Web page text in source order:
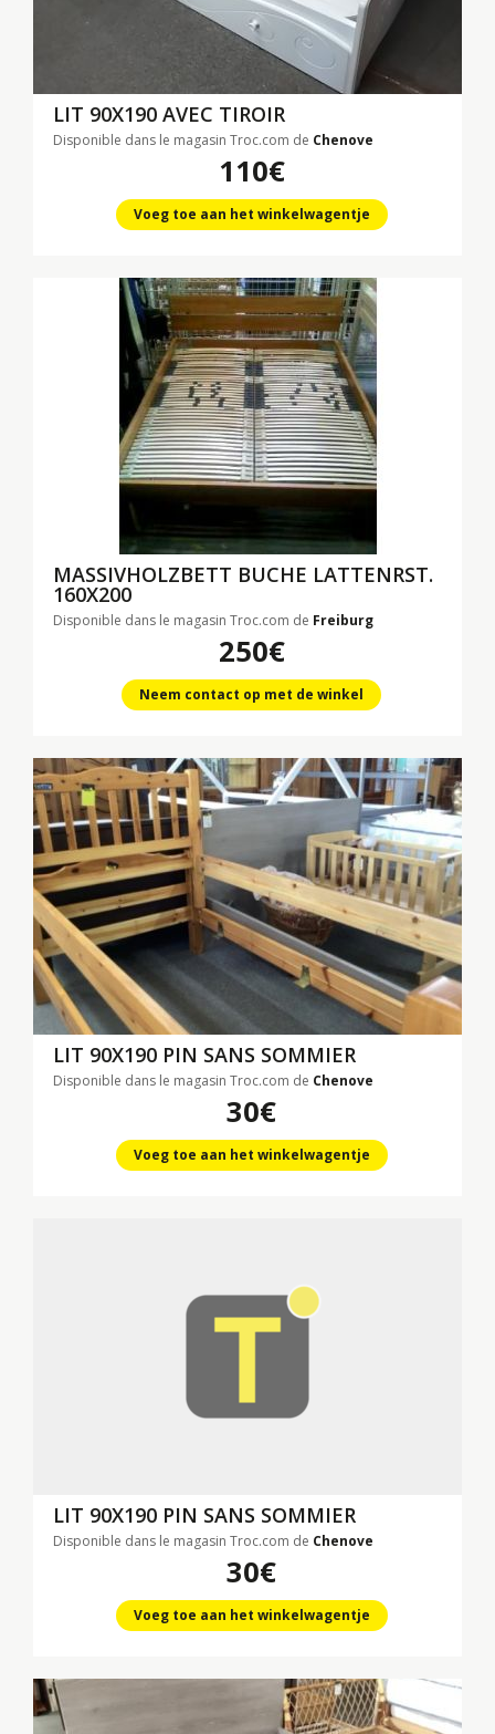
LIT 90X190 AVEC TIROIR
Disponible dans le magasin Troc.com de Chenove
110€
Voeg toe aan het winkelwagentje
MASSIVHOLZBETT BUCHE LATTENRST.
160X200
Disponible dans le magasin Troc.com de Freiburg
250€
Neem contact op met de winkel
LIT 90X190 PIN SANS SOMMIER
Disponible dans le magasin Troc.com de Chenove
30€
Voeg toe aan het winkelwagentje
LIT 90X190 PIN SANS SOMMIER
Disponible dans le magasin Troc.com de Chenove
30€
Voeg toe aan het winkelwagentje